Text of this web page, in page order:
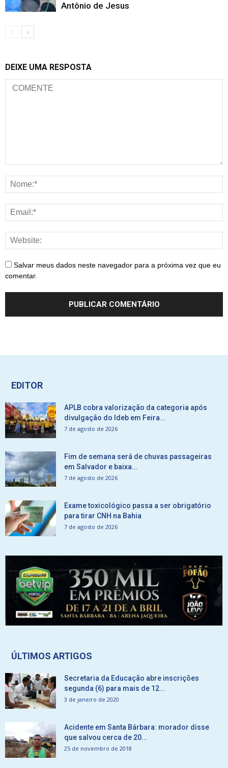
Antônio de Jesus
DEIXE UMA RESPOSTA
Salvar meus dados neste navegador para a próxima vez que eu
comentar.
EDITOR
APLB cobra valorização da categoria após
divulgação do Ideb em Feira...
7 de agosto de 2026
Fim de semana será de chuvas passageiras
em Salvador e baixa...
7 de agosto de 2026
Exame toxicológico passa a ser obrigatório
para tirar CNH na Bahia
7 de agosto de 2026
ÚLTIMOS ARTIGOS
Secretaria da Educação abre inscrições
segunda (6) para mais de 12...
3 de janeiro de 2020
Acidente em Santa Bárbara: morador disse
que salvou cerca de 20...
25 de novembro de 2018